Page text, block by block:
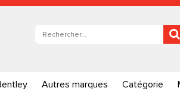
Autres marques Catégorie